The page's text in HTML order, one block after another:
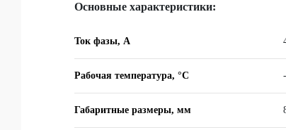
Основные характеристики:
Ток фазы, A
Рабочая температура, °C
Габаритные размеры, мм